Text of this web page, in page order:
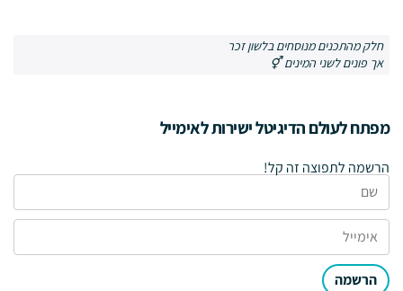
חלק מהתכנים מנוסחים בלשון זכר
אך פונים לשני המינים ⚥
מפתח לעולם הדיגיטל ישירות לאימייל
הרשמה לתפוצה זה קל!
הרשמה